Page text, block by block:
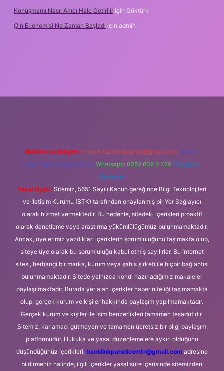
Konuşmamı Nasıl Akıcı Hale Getirilir için Göktürk
Çin Ekonomisi Ne Zaman Başladı için admin
Reklam ve İletişim: E-mail: backlinkpaneli@gmail.com Teams:
forumhizmeti@gmail.com Whatsapp: 0262 606 0 726 Telegram:
@karabul
Yasal Uyarı: Sitemiz, 5651 Sayılı Kanun gereğince Bilgi Teknolojileri
ve İletişim Kurumu (BTK) tarafından onaylanmış bir Yer Sağlayıcı
olarak hizmet vermektedir. Bu nedenle, sitedeki içerikleri proaktif
olarak denetleme veya araştırma yükümlülüğümüz bulunmamaktadır.
Ancak, üyelerimiz yazdıkları içeriklerin sorumluluğunu taşımakta olup,
siteye üye olarak bu sorumluluğu kabul etmiş sayılırlar. Bu internet
sitesi, herhangi bir marka, kurum veya şahıs şirketi ile hiçbir bağlantısı
bulunmamaktadır. Sitede yalnızca kendi hazırladığımız makaleler
paylaşılmaktadır. Burada yer alan içerikler haber niteliği taşımamakta
olup, gerçek kurum ve kişiler hakkında paylaşım yapılmamaktadır.
Gerçek kurum ve kişiler ile isim benzerlikleri tamamen tesadüfidir.
Sitemiz, kar amacı gütmeyen ve tamamen ücretsiz bir bilgi paylaşım
platformudur. Hukuka ve yasal düzenlemelere aykırı olduğunu
düşündüğünüz içerikleri, backlinkpanelicomtr@gmail.comadresine
bildirmeniz halinde, ilgili içerikler yasal süre içerisinde sitemizden